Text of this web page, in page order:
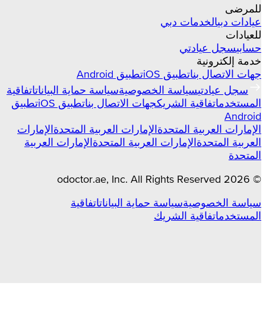
للمرضى
عيادات دبيالخدمات دبي
للعيادات
حسابيسجل عيادتي
خدمة إلكترونية
جهات الاتصال بناتطبيق iOS
تطبيق Android
سجل عيادتيسياسة الخصوصيةسياسة حماية البياناتاتفاقية
المستخدماتفاقية الشريكجهات الاتصال بناتطبيق iOS
تطبيق
Android
الإمارات العربية المتحدةالإمارات العربية المتحدةالإمارات
العربية المتحدةالإمارات العربية المتحدةالإمارات العربية
المتحدة
©
2026
odoctor.ae , Inc. All Rights Reserved
سياسة الخصوصيةسياسة حماية البياناتاتفاقية
المستخدماتفاقية الشريك